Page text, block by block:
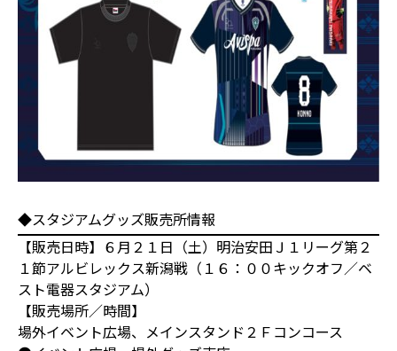
◆スタジアムグッズ販売所情報
【販売日時】６月２１日（土）明治安田Ｊ１リーグ第２
１節アルビレックス新潟戦（１６：００キックオフ／ベ
スト電器スタジアム）
【販売場所／時間】
場外イベント広場、メインスタンド２Ｆコンコース